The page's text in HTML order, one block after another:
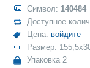
Символ: 140484
Доступное
Цена: войдите
Размер:
Упаковка 2